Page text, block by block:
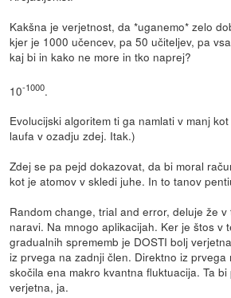
Kakšna je verjetnost, da *uganemo* zelo
kjer je 1000 učencev, pa 50 učiteljev, pa
kaj bi in kako ne more in tko naprej?
10-1000.
Evolucijski algoritem ti ga namlati v manj
laufa v ozadju zdej. Itak.)
Zdej se pa pejd dokazovat, da bi moral
kot je atomov v skledi juhe. In to tanov
Random change, trial and error, deluje že
naravi. Na mnogo aplikacijah. Ker je štos v
gradualnih sprememb je DOSTI bolj
iz prvega na zadnji člen. Direktno iz prvega
skočila ena makro kvantna fluktuacija. Ta
verjetna, ja.